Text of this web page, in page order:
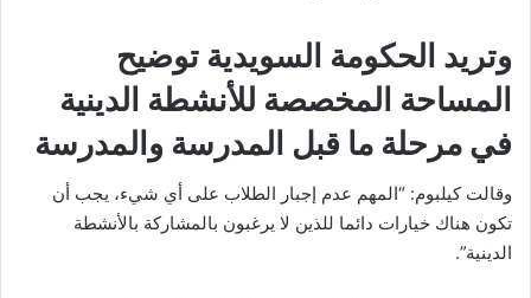
وتريد الحكومة السويدية توضيح
المساحة المخصصة للأنشطة الدينية
في مرحلة ما قبل المدرسة والمدرسة
وقالت كيلبوم: “المهم عدم إجبار الطلاب على أي شيء، يجب أن
تكون هناك خيارات دائما للذين لا يرغبون بالمشاركة بالأنشطة
الدينية”.